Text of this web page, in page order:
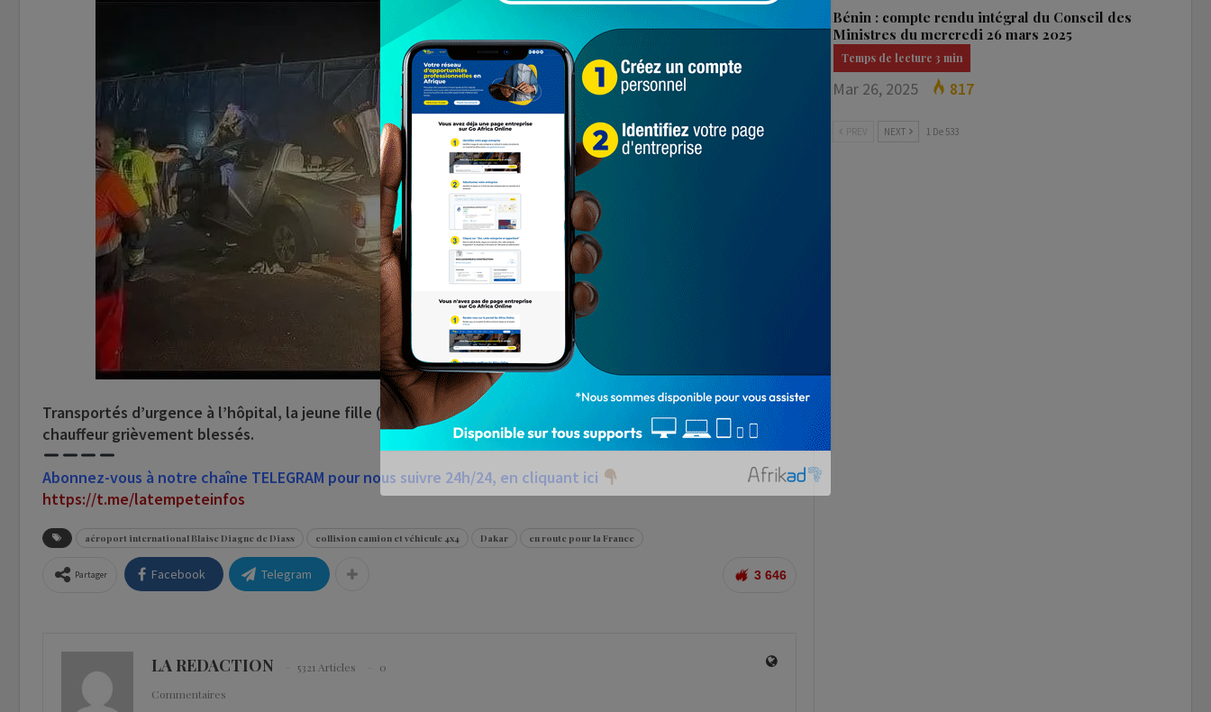
Transportés d’urgence à l’hôpital, la jeune fille (Adama) et sa mère sont décédées. Ses deux sœurs et le
chauffeur grièvement blessés.
Abonnez-vous à notre chaîne TELEGRAM pour nous suivre 24h/24, en cliquant ici
https://t.me/latempeteinfos
aéroport international Blaise Diagne de Diass collision camion et véhicule 4x4 Dakar en route pour la France
3 646
Partager Facebook Telegram
LA REDACTION 5321 Articles
0
Commentaires
Bénin : compte rendu intégral du Conseil des
Ministres du mercredi 26 mars 2025
Mar 26, 2025 817
NEXT 1 De 533